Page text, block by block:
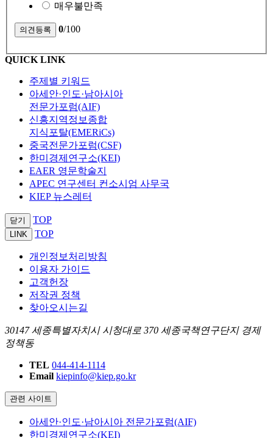
매우불만족
0/100
QUICK LINK
주제별 키워드
아세안·인도·남아시아
전문가포럼(AIF)
신흥지역정보종합
지식포탈(EMERiCs)
중국전문가포럼(CSF)
한미경제연구소(KEI)
EAER 영문학술지
APEC 연구센터 컨소시엄 사무국
KIEP 뉴스레터
닫기 TOP
LINK TOP
개인정보처리방침
이용자 가이드
고객헌장
저작권 정책
찾아오시는길
30147 세종특별자치시 시청대로 370 세종국책연구단지 경제
정책동
TEL 044-414-1114
Email kiepinfo@kiep.go.kr
관련 사이트
아세안·인도·남아시아 전문가포럼(AIF)
한미경제연구소(KEI)